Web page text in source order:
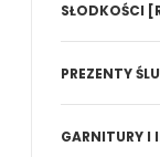
SŁODKOŚCI
PREZENTY
GARNITURY I